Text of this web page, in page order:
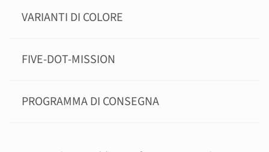
VARIANTI DI COLORE
FIVE-DOT-MISSION
PROGRAMMA DI CONSEGNA